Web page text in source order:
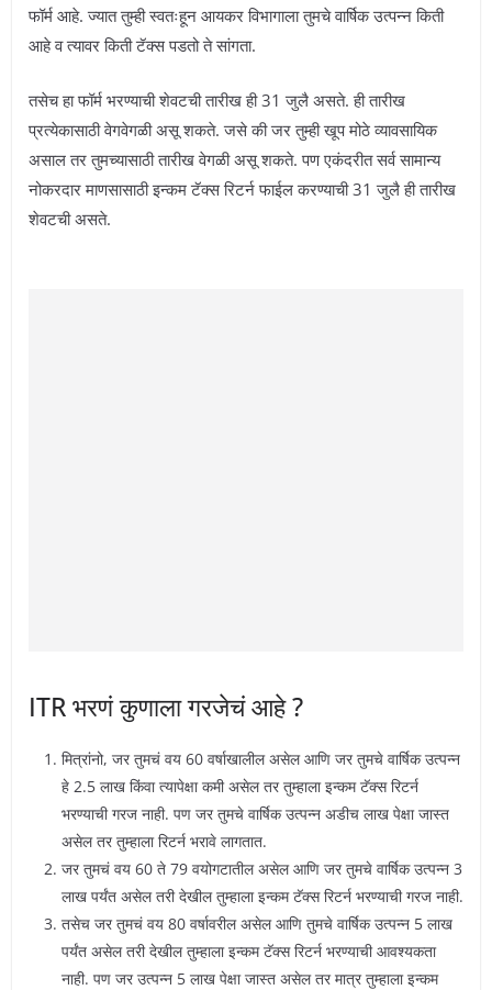
फॉर्म आहे. ज्यात तुम्ही स्वतःहून आयकर विभागाला तुमचे वार्षिक उत्पन्न किती
आहे व त्यावर किती टॅक्स पडतो ते सांगता.
तसेच हा फॉर्म भरण्याची शेवटची तारीख ही 31 जुलै असते. ही तारीख
प्रत्येकासाठी वेगवेगळी असू शकते. जसे की जर तुम्ही खूप मोठे व्यावसायिक
असाल तर तुमच्यासाठी तारीख वेगळी असू शकते. पण एकंदरीत सर्व सामान्य
नोकरदार माणसासाठी इन्कम टॅक्स रिटर्न फाईल करण्याची 31 जुलै ही तारीख
शेवटची असते.
ITR भरणं कुणाला गरजेचं आहे ?
मित्रांनो, जर तुमचं वय 60 वर्षाखालील असेल आणि जर तुमचे वार्षिक उत्पन्न
हे 2.5 लाख किंवा त्यापेक्षा कमी असेल तर तुम्हाला इन्कम टॅक्स रिटर्न
भरण्याची गरज नाही. पण जर तुमचे वार्षिक उत्पन्न अडीच लाख पेक्षा जास्त
असेल तर तुम्हाला रिटर्न भरावे लागतात.
जर तुमचं वय 60 ते 79 वयोगटातील असेल आणि जर तुमचे वार्षिक उत्पन्न 3
लाख पर्यंत असेल तरी देखील तुम्हाला इन्कम टॅक्स रिटर्न भरण्याची गरज नाही.
तसेच जर तुमचं वय 80 वर्षावरील असेल आणि तुमचे वार्षिक उत्पन्न 5 लाख
पर्यंत असेल तरी देखील तुम्हाला इन्कम टॅक्स रिटर्न भरण्याची आवश्यकता
नाही. पण जर उत्पन्न 5 लाख पेक्षा जास्त असेल तर मात्र तुम्हाला इन्कम